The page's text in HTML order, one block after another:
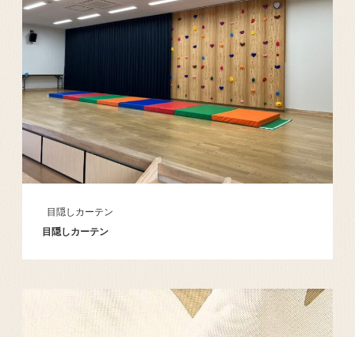
目隠しカーテン
目隠しカーテン